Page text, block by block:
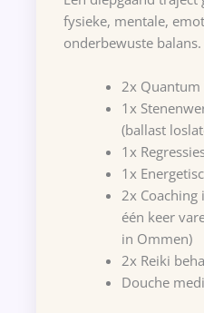
fysieke, mentale,
onderbewuste balans.
2x Quantum
1x
(ballast
1x
1x
2x
één keer
in Ommen)
2x Reiki
Douche